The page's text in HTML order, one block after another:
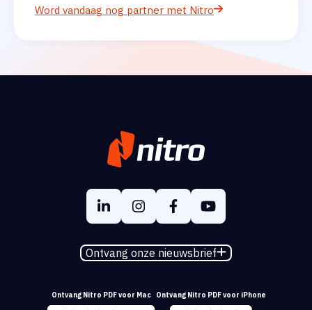
Word vandaag nog partner met Nitro
Ontvang onze nieuwsbrief
Ontvang Nitro PDF voor Mac Ontvang Nitro PDF voor iPhone